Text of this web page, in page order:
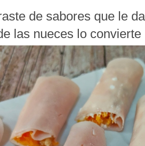
de sabores que le
las nueces lo